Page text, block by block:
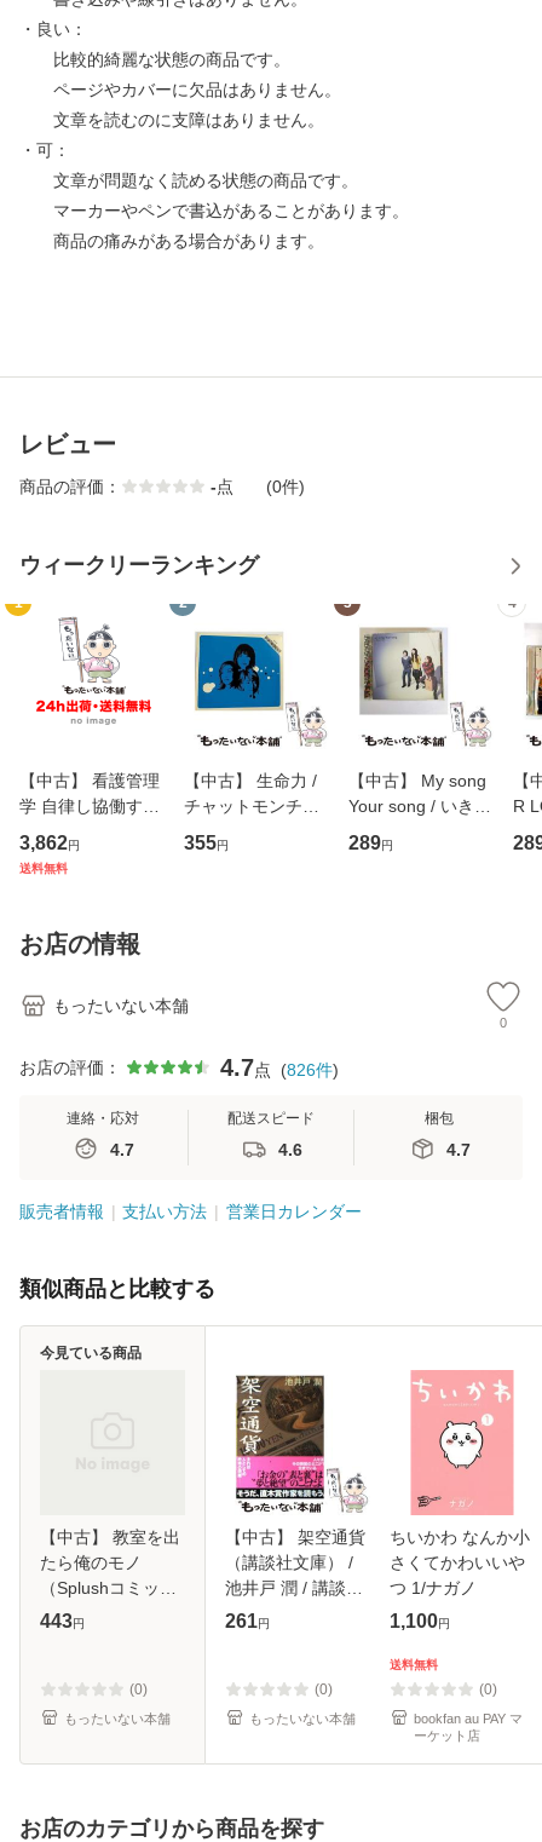
・良い：
比較的綺麗な状態の商品です。
ページやカバーに欠品はありません。
文章を読むのに支障はありません。
・可：
文章が問題なく読める状態の商品です。
マーカーやペンで書込があることがあります。
商品の痛みがある場合があります。
レビュー
商品の評価： -点 (0件)
ウィークリーランキング
1
【中古】 看護管理
学 自律し協働する
専門職の看護マネ
ジメントスキル 改
恵 藤本幸三 / 南江
堂 [単行
3,862円
送料無料
2
【中古】 生命力 /
チャットモンチー /
キューンレコード
[CD]【メール便送
355円
3
【中古】 My song
Your song / いきも
のがかり / [CD]
【メール便送料無
289円
4
【
R
産
お店の情報
もったいない本舗
0
お店の評価： 4.7点 (826件)
連絡・応対
4.7
配送スピード
4.6
梱包
4.7
販売者情報 支払い方法 営業日カレンダー
類似商品と比較する
【中古】 教室を出
たら俺のモノ
（Splushコミック
ス） / しえろ / イ
送料無料】
443円
(0)
もったいない本舗
今見ている商品
【中古】 架空通貨
（講談社文庫） /
池井戸 潤 / 講談社
[文庫]【メール便送
261円
(0)
もったいない本舗
ちいかわ なんか小
さくてかわいいや
つ 1/ナガノ
1,100円
送料無料
(0)
bookfan au PAY マ
ーケット店
お店のカテゴリから商品を探す